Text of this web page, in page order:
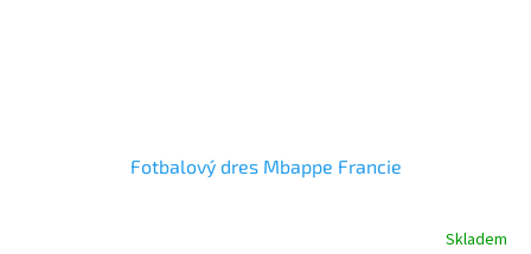
Fotbalový dres Mbappe Francie
Skladem